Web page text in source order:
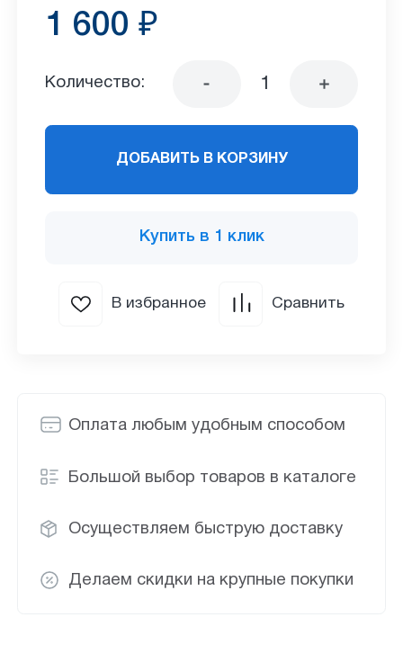
Оплата любым удобным способом
Большой выбор товаров в каталоге
Осуществляем быструю доставку
Делаем скидки на крупные покупки
1 600 ₽
Количество:
ДОБАВИТЬ В КОРЗИНУ
Купить в 1 клик
В избранное Сравнить